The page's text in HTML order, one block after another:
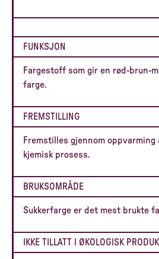
FUNKSJON
Fargestoff som gir en rød-brun-
farge.
FREMSTILLING
Fremstilles gjennom oppvarming
kjemisk prosess.
BRUKSOMRÅDE
Sukkerfarge er det mest brukte
IKKE TILLATT I ØKOLOGISK